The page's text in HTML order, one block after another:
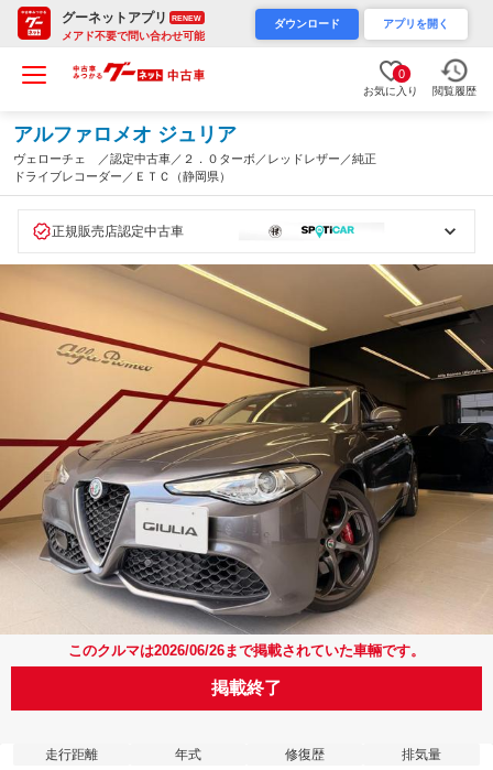
グーネットアプリ RENEW
メアド不要で問い合わせ可能
ダウンロード アプリを開く
0
お気に入り 閲覧履歴
アルファロメオ ジュリア
ヴェローチェ ／認定中古車／２．０ターボ／レッドレザー／純正
ドライブレコーダー／ＥＴＣ（静岡県）
正規販売店認定中古車
このクルマは2026/06/26まで掲載されていた車輛です。
掲載終了
走行距離 年式 修復歴 排気量